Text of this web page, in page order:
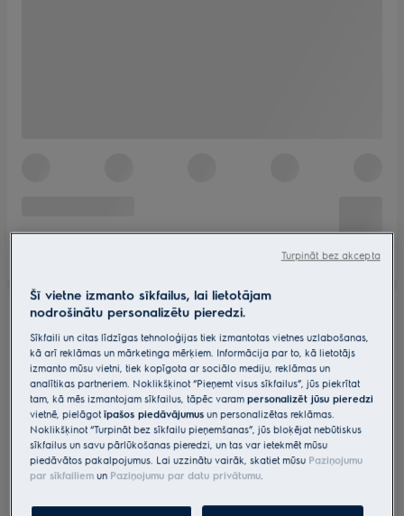
Šī vietne izmanto sīkfailus, lai lietotājam
nodrošinātu personalizētu pieredzi.
Sīkfaili un citas līdzīgas tehnoloģijas tiek izmantotas vietnes uzlabošanas,
kā arī reklāmas un mārketinga mērķiem. Informācija par to, kā lietotājs
izmanto mūsu vietni, tiek kopīgota ar sociālo mediju, reklāmas un
analītikas partneriem. Noklikšķinot “Pieņemt visus sīkfailus”, jūs piekrītat
tam, kā mēs izmantojam sīkfailus, tāpēc varampersonalizēt jūsu pieredzi
vietnē, pielāgotīpašos piedāvājumus un personalizētas reklāmas.
Noklikšķinot “Turpināt bez sīkfailu pieņemšanas”, jūs bloķējat nebūtiskus
sīkfailus un savu pārlūkošanas pieredzi, un tas var ietekmēt mūsu
piedāvātos pakalpojumus. Lai uzzinātu vairāk, skatiet mūsu Paziņojumu
par sīkfailiem un Paziņojumu par datu privātumu.
Turpināt bez akcepta